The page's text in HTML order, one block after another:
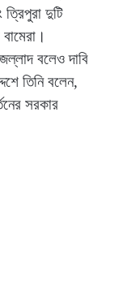
দুটি
বলেও দাবি
তিনি বলেন,
সরকার